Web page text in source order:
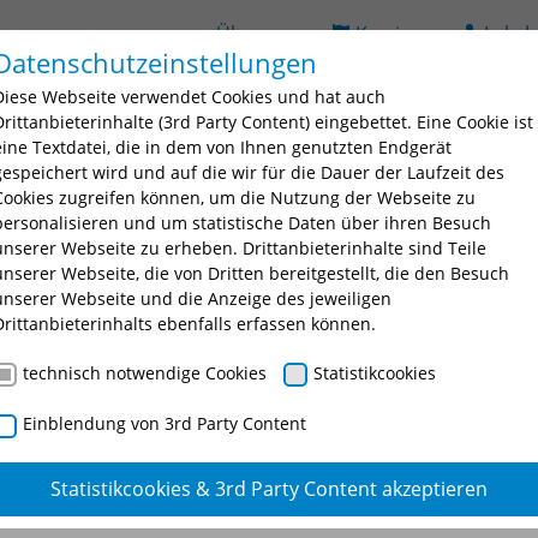
Über uns Karriere
for "Ausbildung"
Submenu for "Fortbildung"
Seminarsuche Submenu for "Seminarsuche"
Bildungsorte Submenu
Webseite verwendet Cookies und hat auch
(3rd Party Content) eingebettet. Eine Cookie ist
Textdatei, die in dem von Ihnen genutzten Endgerät
wird und auf die wir für die Dauer der Laufzeit des
zugreifen können, um die Nutzung der Webseite zu
und um statistische Daten über ihren Besuch
Webseite zu erheben. Drittanbieterinhalte sind Teile
Webseite, die von Dritten bereitgestellt, die den Besuch
Webseite und die Anzeige des jeweiligen
ebenfalls erfassen können.
technisch notwendige Cookies Statistikcookies
Einblendung von 3rd Party Content
Statistikcookies & 3rd Party Content akzeptieren